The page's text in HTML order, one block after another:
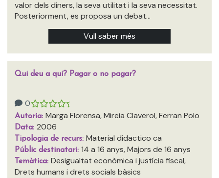
valor dels diners, la seva utilitat i la seva necessitat.
Posteriorment, es proposa un debat…
Vull saber més
Qui deu a qui? Pagar o no pagar?
0
Autoria: Marga Florensa, Mireia Claverol, Ferran Polo
Data: 2006
Tipologia de recurs: Material didactico ca
Públic destinatari: 14 a 16 anys, Majors de 16 anys
Temàtica: Desigualtat econòmica i justícia fiscal,
Drets humans i drets socials bàsics